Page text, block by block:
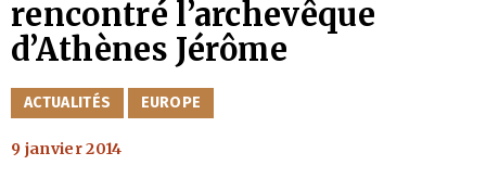
rencontré l’archevêque
d’Athènes Jérôme
CATÉGORIES
ACTUALITÉS EUROPE
9 janvier 2014